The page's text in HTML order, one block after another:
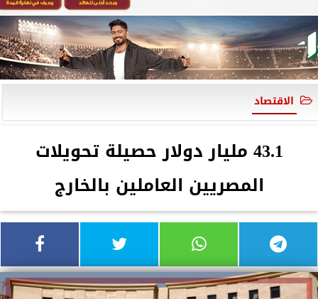
الاقتصاد
43.1 مليار دولار حصيلة تحويلات
المصريين العاملين بالخارج